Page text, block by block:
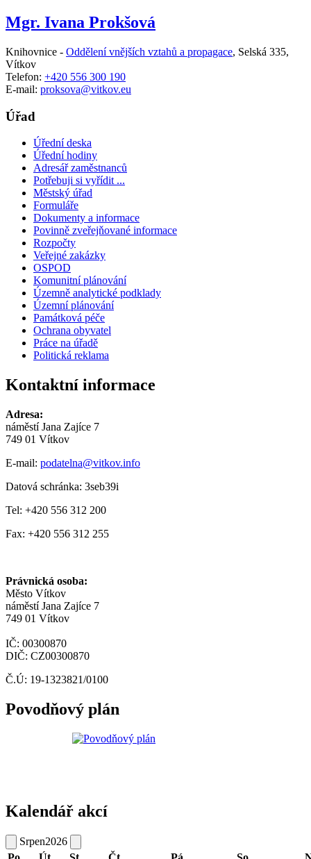
Mgr. Ivana Prokšová
Knihovnice - Oddělení vnějších vztahů a propagace, Selská 335,
Vítkov
Telefon: +420 556 300 190
E-mail: proksova@vitkov.eu
Úřad
Úřední deska
Úřední hodiny
Adresář zaměstnanců
Potřebuji si vyřídit ...
Městský úřad
Formuláře
Dokumenty a informace
Povinně zveřejňované informace
Rozpočty
Veřejné zakázky
OSPOD
Komunitní plánování
Územně analytické podklady
Územní plánování
Památková péče
Ochrana obyvatel
Práce na úřadě
Politická reklama
Kontaktní informace
Adresa:
náměstí Jana Zajíce 7
749 01 Vítkov
E-mail: podatelna@vitkov.info
Datová schránka: 3seb39i
Tel: +420 556 312 200
Fax: +420 556 312 255
Právnická osoba:
Město Vítkov
náměstí Jana Zajíce 7
749 01 Vítkov
IČ: 00300870
DIČ: CZ00300870
Č.Ú: 19-1323821/0100
Povodňový plán
Kalendář akcí
Srpen2026